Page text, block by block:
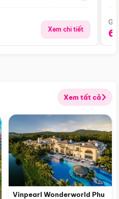
Xem chi tiết
Xem tất cả
Vinpearl Wonderworld Phu